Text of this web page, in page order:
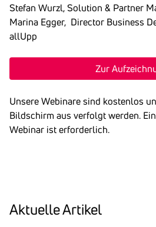
Stefan Wurzl, Solution & Partner
Marina Egger, Director Business
allUpp
Zur
Unsere Webinare sind kostenlos
Bildschirm aus verfolgt werden.
Webinar ist erforderlich.
Aktu­elle Artikel